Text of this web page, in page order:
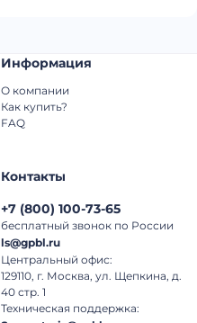
Информация
О компании
Как купить?
FAQ
Контакты
+7 (800) 100-73-65
бесплатный звонок по России
ls@gpbl.ru
Центральный офис:
129110, г. Москва, ул. Щепкина, д.
40 стр. 1
Техническая поддержка: